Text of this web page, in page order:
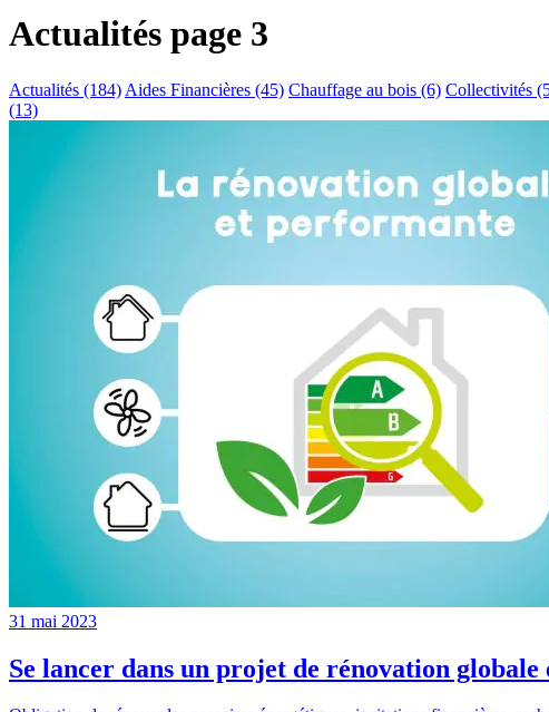
Actualités page 3
Actualités (184) Aides Financières (45) Chauffage au bois (6) Collectivités
(13)
31 mai 2023
Se lancer dans un projet de rénovation